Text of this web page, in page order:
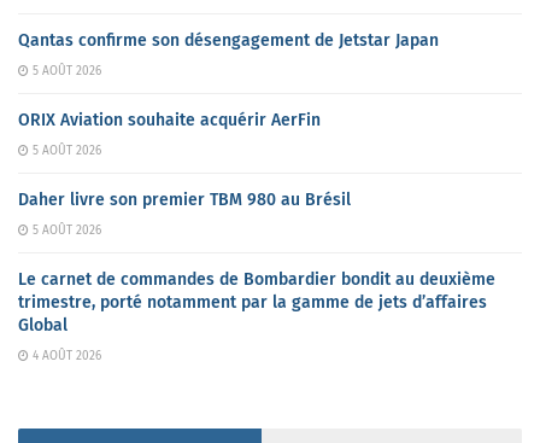
Qantas confirme son désengagement de Jetstar Japan
5 AOÛT 2026
ORIX Aviation souhaite acquérir AerFin
5 AOÛT 2026
Daher livre son premier TBM 980 au Brésil
5 AOÛT 2026
Le carnet de commandes de Bombardier bondit au deuxième
trimestre, porté notamment par la gamme de jets d’affaires
Global
4 AOÛT 2026